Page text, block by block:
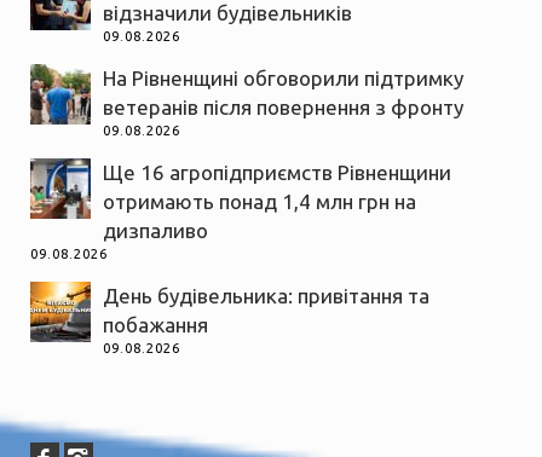
відзначили будівельників
09.08.2026
На Рівненщині обговорили підтримку
ветеранів після повернення з фронту
09.08.2026
Ще 16 агропідприємств Рівненщини
отримають понад 1,4 млн грн на
дизпаливо
09.08.2026
День будівельника: привітання та
побажання
09.08.2026